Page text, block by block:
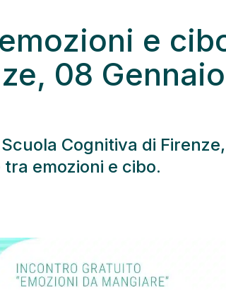
e
08 Gennaio
Cognitiva di
emozioni e cibo.